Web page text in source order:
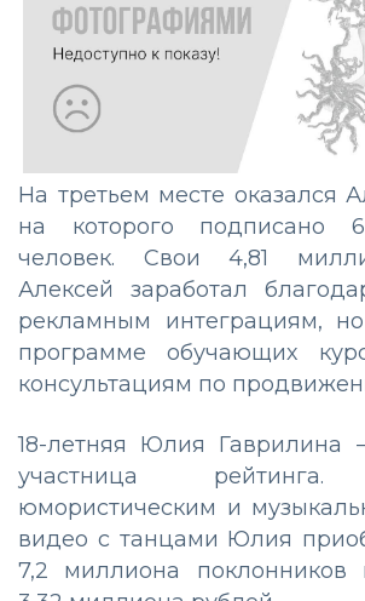
На третьем месте оказался
на которого подписано
человек. Свои 4,81
Алексей заработал
рекламным интеграциям,
программе обучающих
консультациям по
18-летняя Юлия Гаврилина
участница рейтинга.
юмористическим и
видео с танцами Юлия
7,2 миллиона поклонников